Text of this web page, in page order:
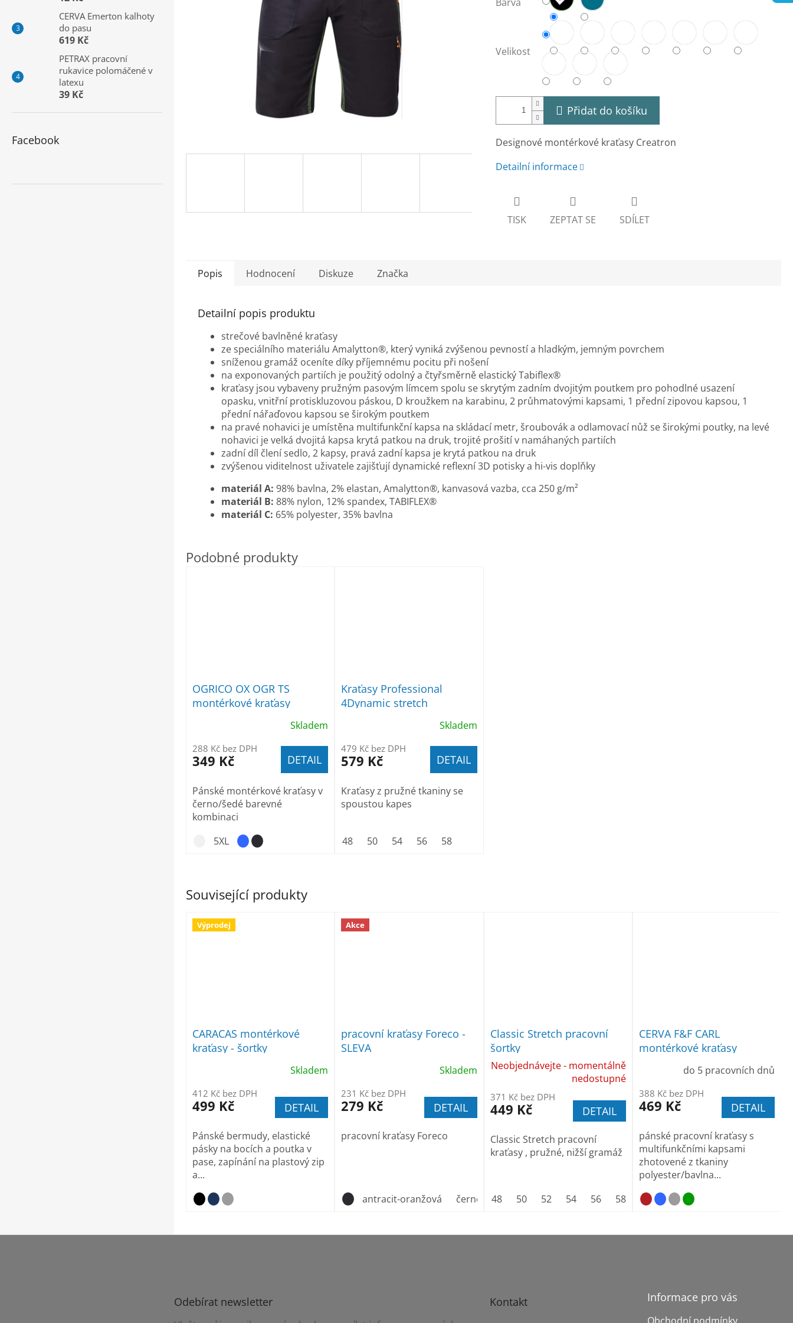
CERVA Emerton kalhoty
do pasu
619 Kč
PETRAX pracovní
rukavice polomáčené v
latexu
39 Kč
Facebook
Velikost
Přidat do košíku
Designové montérkové kraťasy Creatron
Detailní informace
TISK ZEPTAT SE SDÍLET
Související produkty
Výprodej
CARACAS montérkové
kraťasy - šortky
Skladem
412 Kč bez DPH
499 Kč DETAIL
Pánské bermudy, elastické
pásky na bocích a poutka v
pase, zapínání na plastový zip
a...
Akce
pracovní kraťasy Foreco -
SLEVA
Skladem
231 Kč bez DPH
279 Kč DETAIL
pracovní kraťasy Foreco
antracit-oranžová černo_žlutá
Classic Stretch pracovní
šortky
Neobjednávejte - momentálně
nedostupné
371 Kč bez DPH
449 Kč DETAIL
Classic Stretch pracovní
kraťasy , pružné, nižší gramáž
48 50 52 54 56 58 60
CERVA F&F CARL
montérkové kraťasy
do 5 pracovních dnů
388 Kč bez DPH
469 Kč DETAIL
pánské pracovní kraťasy s
multifunkčními kapsami
zhotovené z tkaniny
polyester/bavlna...
Popis Hodnocení Diskuze Značka
Detailní popis produktu
strečové bavlněné kraťasy
ze speciálního materiálu Amalytton®, který vyniká zvýšenou pevností a hladkým, jemným povrchem
sníženou gramáž oceníte díky příjemnému pocitu při nošení
na exponovaných partiích je použitý odolný a čtyřsměrně elastický Tabiflex®
kraťasy jsou vybaveny pružným pasovým límcem spolu se skrytým zadním dvojitým poutkem pro pohodlné usazení
opasku, vnitřní protiskluzovou páskou, D kroužkem na karabinu, 2 průhmatovými kapsami, 1 přední zipovou kapsou, 1
přední nářaďovou kapsou se širokým poutkem
na pravé nohavici je umístěna multifunkční kapsa na skládací metr, šroubovák a odlamovací nůž se širokými poutky, na levé
nohavici je velká dvojitá kapsa krytá patkou na druk, trojité prošití v namáhaných partiích
zadní díl člení sedlo, 2 kapsy, pravá zadní kapsa je krytá patkou na druk
zvýšenou viditelnost uživatele zajišťují dynamické reflexní 3D potisky a hi-vis doplňky
materiál A: 98% bavlna, 2% elastan, Amalytton®, kanvasová vazba, cca 250 g/m²
materiál B: 88% nylon, 12% spandex, TABIFLEX®
materiál C: 65% polyester, 35% bavlna
OGRICO OX OGR TS
montérkové kraťasy
Skladem
288 Kč bez DPH
349 Kč DETAIL
Pánské montérkové kraťasy v
černo/šedé barevné
kombinaci
5XL
Kraťasy Professional
4Dynamic stretch
Skladem
479 Kč bez DPH
579 Kč DETAIL
Kraťasy z pružné tkaniny se
spoustou kapes
48 50 54 56 58
Z
Odebírat newsletter Kontakt Informace pro vás